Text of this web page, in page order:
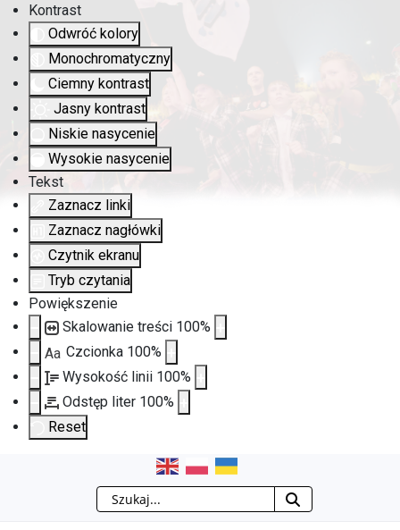
Kontrast
Odwróć kolory
Monochromatyczny
Ciemny kontrast
Jasny kontrast
Niskie nasycenie
Wysokie nasycenie
Tekst
Zaznacz linki
Zaznacz nagłówki
Czytnik ekranu
Tryb czytania
Powiększenie
Skalowanie treści 100%
Aa Czcionka 100%
Wysokość linii 100%
Odstęp liter 100%
Reset
Przejdź
Przejdź
Przejdź
PrzejdźSzukaj